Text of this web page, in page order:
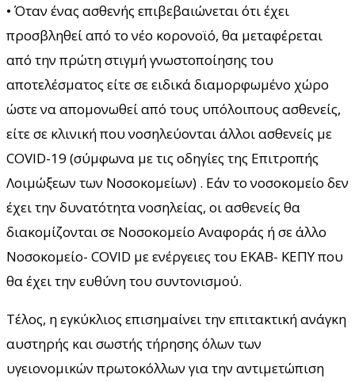
• Όταν ένας ασθενής επιβεβαιώνεται ότι έχει
προσβληθεί από το νέο κορονοϊό, θα μεταφέρεται
από την πρώτη στιγμή γνωστοποίησης του
αποτελέσματος είτε σε ειδικά διαμορφωμένο χώρο
ώστε να απομονωθεί από τους υπόλοιπους ασθενείς,
είτε σε κλινική που νοσηλεύονται άλλοι ασθενείς με
COVID-19 (σύμφωνα με τις οδηγίες της Επιτροπής
Λοιμώξεων των Νοσοκομείων) . Εάν το νοσοκομείο δεν
έχει την δυνατότητα νοσηλείας, οι ασθενείς θα
διακομίζονται σε Νοσοκομείο Αναφοράς ή σε άλλο
Νοσοκομείο- COVID με ενέργειες του ΕΚΑΒ- ΚΕΠΥ που
θα έχει την ευθύνη του συντονισμού.
Τέλος, η εγκύκλιος επισημαίνει την επιτακτική ανάγκη
αυστηρής και σωστής τήρησης όλων των
υγειονομικών πρωτοκόλλων για την αντιμετώπιση